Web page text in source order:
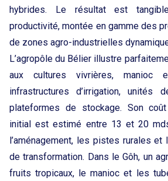
hybrides. Le résultat est
productivité, montée en gamme des
de zones agro-industrielles
L’agropôle du Bélier illustre
aux cultures vivrières,
infrastructures d’irrigation, unités
plateformes de stockage. Son
initial est estimé entre 13 et 20
l’aménagement, les pistes rurales
de transformation. Dans le Gôh, un
fruits tropicaux, le manioc et les